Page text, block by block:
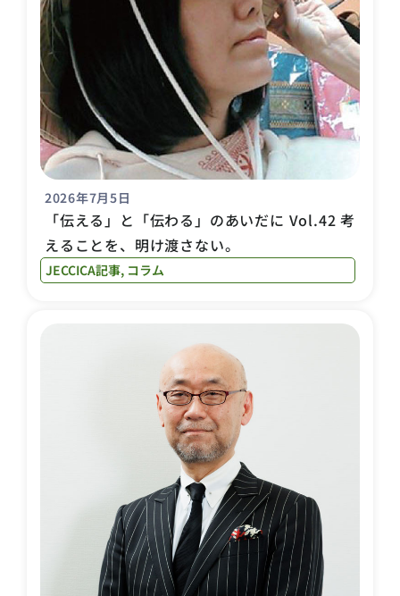
2026年7月5日
「伝える」と「伝わる」のあいだに Vol.42 考
えることを、明け渡さない。
JECCICA記事, コラム